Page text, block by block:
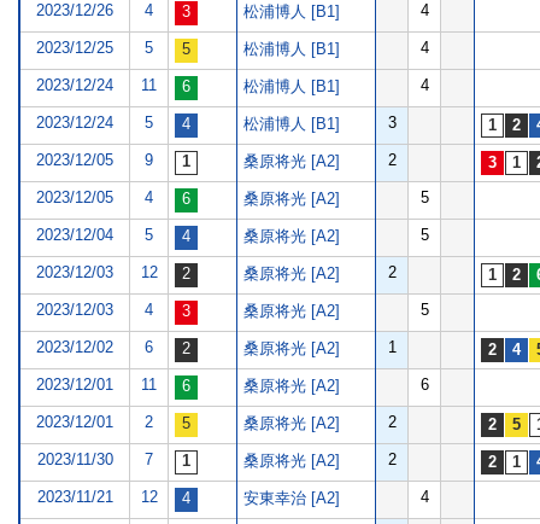
2023/12/26 4 松浦博人 [B1] 4
2023/12/25 5 松浦博人 [B1] 4
2023/12/24 11 松浦博人 [B1] 4
2023/12/24 5 松浦博人 [B1] 3
2023/12/05 9 桑原将光 [A2] 2
2023/12/05 4 桑原将光 [A2] 5
2023/12/04 5 桑原将光 [A2] 5
2023/12/03 12 桑原将光 [A2] 2
2023/12/03 4 桑原将光 [A2] 5
2023/12/02 6 桑原将光 [A2] 1
2023/12/01 11 桑原将光 [A2] 6
2023/12/01 2 桑原将光 [A2] 2
2023/11/30 7 桑原将光 [A2] 2
2023/11/21 12 安東幸治 [A2] 4